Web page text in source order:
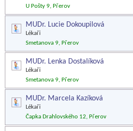
U Pošty 9, Přerov
MUDr. Lucie Dokoupilová
Lékaři
Smetanova 9, Přerov
MUDr. Lenka Dostalíková
Lékaři
Smetanova 9, Přerov
MUDr. Marcela Kazíková
Lékaři
Čapka Drahlovského 12, Přerov